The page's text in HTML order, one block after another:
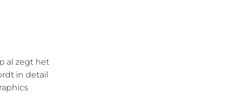
al zegt het
in detail